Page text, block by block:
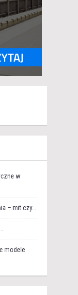
w
– mit czy...
modele